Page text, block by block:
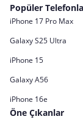
Popüler
iPhone 17 Pro Max
Galaxy S25 Ultra
iPhone 15
Galaxy A56
iPhone 16e
Öne Çıkanlar